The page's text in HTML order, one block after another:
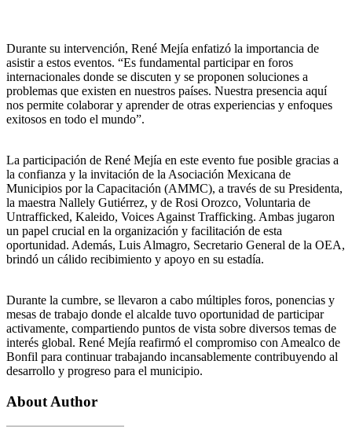
Durante su intervención, René Mejía enfatizó la importancia de
asistir a estos eventos. “Es fundamental participar en foros
internacionales donde se discuten y se proponen soluciones a
problemas que existen en nuestros países. Nuestra presencia aquí
nos permite colaborar y aprender de otras experiencias y enfoques
exitosos en todo el mundo”.
La participación de René Mejía en este evento fue posible gracias a
la confianza y la invitación de la Asociación Mexicana de
Municipios por la Capacitación (AMMC), a través de su Presidenta,
la maestra Nallely Gutiérrez, y de Rosi Orozco, Voluntaria de
Untrafficked, Kaleido, Voices Against Trafficking. Ambas jugaron
un papel crucial en la organización y facilitación de esta
oportunidad. Además, Luis Almagro, Secretario General de la OEA,
brindó un cálido recibimiento y apoyo en su estadía.
Durante la cumbre, se llevaron a cabo múltiples foros, ponencias y
mesas de trabajo donde el alcalde tuvo oportunidad de participar
activamente, compartiendo puntos de vista sobre diversos temas de
interés global. René Mejía reafirmó el compromiso con Amealco de
Bonfil para continuar trabajando incansablemente contribuyendo al
desarrollo y progreso para el municipio.
About Author